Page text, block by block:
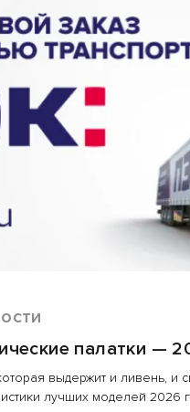
палатки —
выдержит и ливень, и
лучших моделей 2026